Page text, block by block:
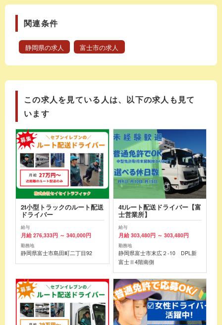
関連条件
静岡県の求人 富士市の求人
この求人を見ている人は、以下の求人も見て
います
2t小型トラックのルート配送
ドライバー
給与
月給 276,333円 ～ 340,000円
勤務地
静岡県富士市島田町二丁目92
4tルート配送ドライバー【富
士営業所】
給与
月給 303,480円 ～ 303,480円
勤務地
静岡県富士市末広２-10 DPL新
富士Ⅱ4階南側